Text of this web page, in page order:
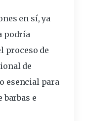
en sí, ya
podría
proceso de
de
esencial para
barbas e